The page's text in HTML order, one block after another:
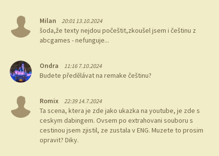
Milan 20:01 13.10.2024
šoda,že texty nejdou počeštit,zkoušel jsem i češtinu z
abcgames - nefunguje...
Ondra 11:16 7.10.2024
Budete předělávat na remake češtinu?
Romix 22:39 14.7.2024
Ta scena, ktera je zde jako ukazka na youtube, je zde s
ceskym dabingem. Ovsem po extrahovani souboru s
cestinou jsem zjistil, ze zustala v ENG. Muzete to prosim
opravit? Diky.